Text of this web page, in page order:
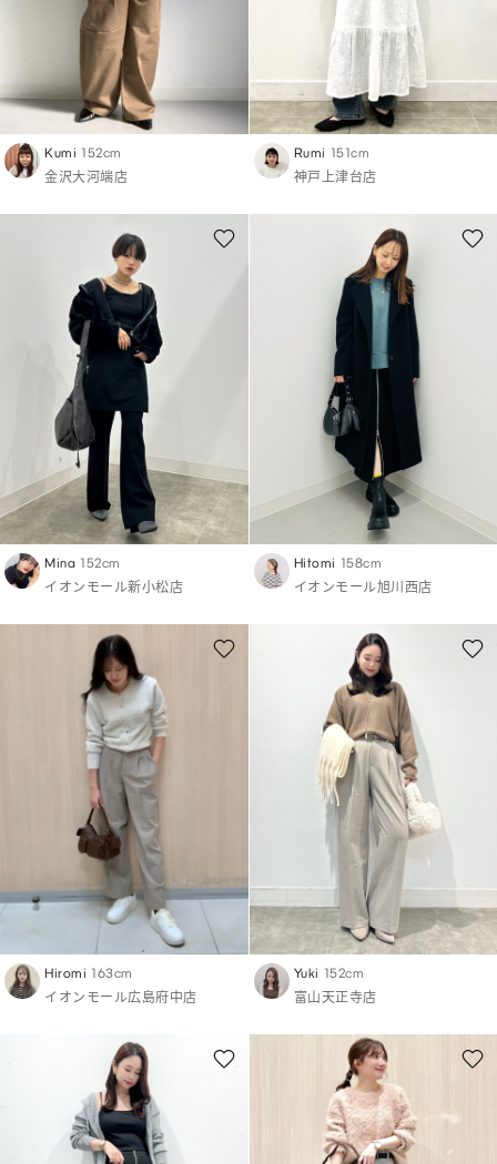
Kumi 152cm
金沢大河端店
Rumi 151cm
神戸上津台店
Mina 152cm
イオンモール新小松店
Hitomi 158cm
イオンモール旭川西店
Hiromi 163cm
イオンモール広島府中店
Yuki 152cm
富山天正寺店